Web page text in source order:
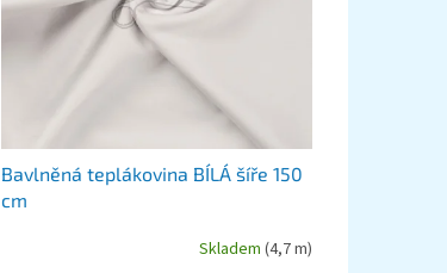
Bavlněná teplákovina BÍLÁ šíře 150
cm
Skladem (4,7 m)